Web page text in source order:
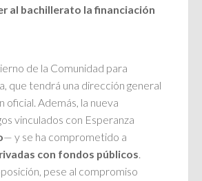
al bachillerato la financiación
de la Comunidad para
que tendrá una dirección general
Además, la nueva
vinculados con Esperanza
— y se ha comprometido a
con fondos públicos.
pese al compromiso